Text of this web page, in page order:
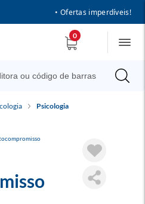
• Ofertas imperdíveis!
0
Psicologia